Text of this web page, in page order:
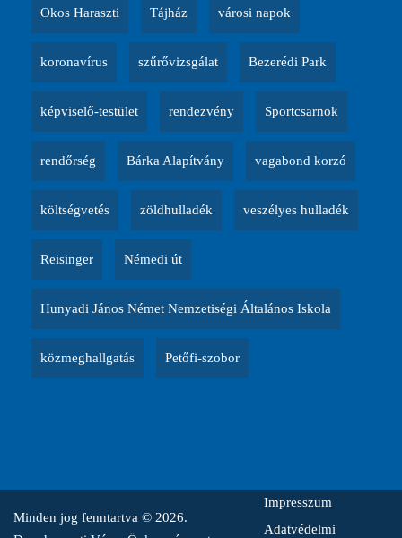
Okos Haraszti Tájház városi napok
koronavírus szűrővizsgálat Bezerédi Park
képviselő-testület rendezvény Sportcsarnok
rendőrség Bárka Alapítvány vagabond korzó
költségvetés zöldhulladék veszélyes hulladék
Reisinger Némedi út
Hunyadi János Német Nemzetiségi Általános Iskola
közmeghallgatás Petőfi-szobor
Minden jog fenntartva © 2026.
Impresszum
Adatvédelmi